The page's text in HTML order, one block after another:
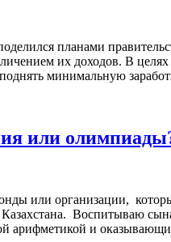
планами
их доходов. В
минимальную
или
или организации,
Воспитываю
арифметикой и